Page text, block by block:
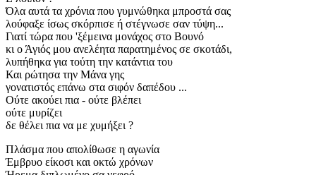
Όλα αυτά τα χρόνια που γυμνώθηκα μπροστά σας
λούφαξε ίσως σκόρπισε ή στέγνωσε σαν τύψη...
Γιατί τώρα που 'ξέμεινα μονάχος στο Βουνό
κι ο Άγιός μου ανελέητα παρατημένος σε σκοτάδι,
λυπήθηκα για τούτη την κατάντια του
Και ρώτησα την Μάνα γης
γονατιστός επάνω στα σιφόν δαπέδου ...
Ούτε ακούει πια - ούτε βλέπει
ούτε μυρίζει
δε θέλει πια να με χυμήξει ?
Πλάσμα που απολίθωσε η αγωνία
Έμβρυο είκοσι και οκτώ χρόνων